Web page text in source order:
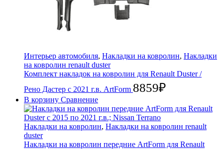
Интерьер автомобиля, Накладки на ковролин, Накладки
на ковролин renault duster
Комплект накладок на ковролин для Renault Duster /
Рено Дастер с 2021 г.в. ArtForm 8859₽
В корзину Сравнение
Накладки на ковролин, Накладки на ковролин renault
duster
Накладки на ковролин передние ArtForm для Renault